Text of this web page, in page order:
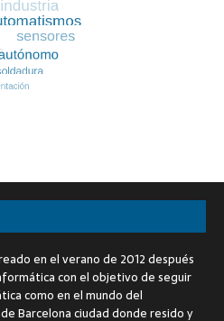
en el verano de 2012 después
con el objetivo de seguir
como en el mundo del
Barcelona ciudad donde resido y